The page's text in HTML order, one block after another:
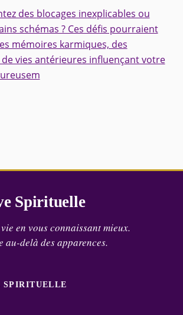
des blocages inexplicables ou
schémas ? Ces défis pourraient
mémoires karmiques, des
vies antérieures influençant votre
Spirituelle
en vous connaissant mieux.
au-delà des apparences.
SPIRITUELLE